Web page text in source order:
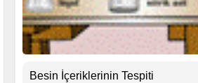
Besin İçeriklerinin Tespiti